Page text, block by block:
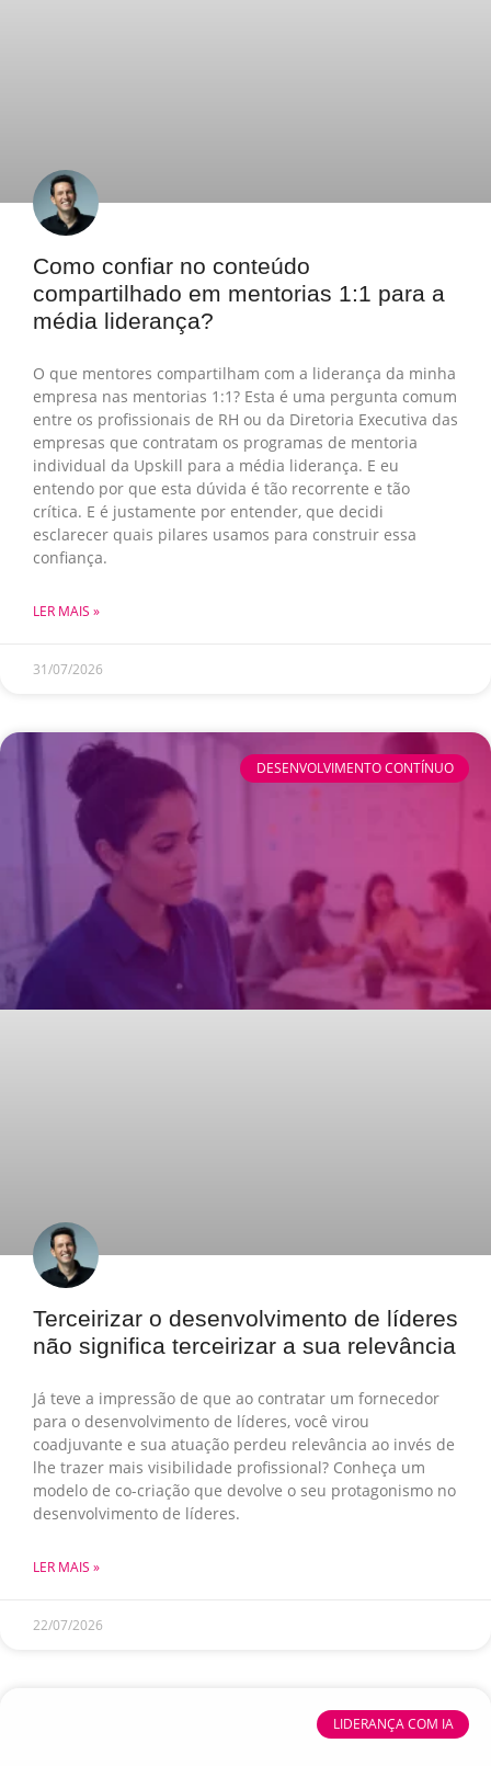
Como confiar no conteúdo
compartilhado em mentorias 1:1 para a
média liderança?
O que mentores compartilham com a liderança da minha
empresa nas mentorias 1:1? Esta é uma pergunta comum
entre os profissionais de RH ou da Diretoria Executiva das
empresas que contratam os programas de mentoria
individual da Upskill para a média liderança. E eu
entendo por que esta dúvida é tão recorrente e tão
crítica. E é justamente por entender, que decidi
esclarecer quais pilares usamos para construir essa
confiança.
LER MAIS »
31/07/2026
DESENVOLVIMENTO CONTÍNUO
Terceirizar o desenvolvimento de líderes
não significa terceirizar a sua relevância
Já teve a impressão de que ao contratar um fornecedor
para o desenvolvimento de líderes, você virou
coadjuvante e sua atuação perdeu relevância ao invés de
lhe trazer mais visibilidade profissional? Conheça um
modelo de co-criação que devolve o seu protagonismo no
desenvolvimento de líderes.
LER MAIS »
22/07/2026
LIDERANÇA COM IA